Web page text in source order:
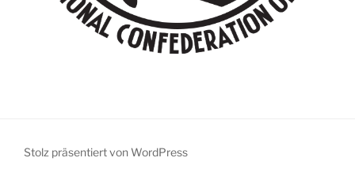
Stolz präsentiert von WordPress